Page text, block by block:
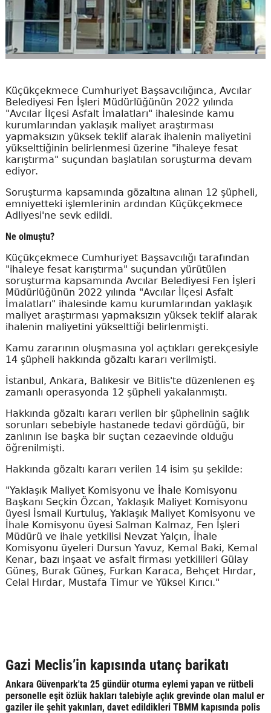
Küçükçekmece Cumhuriyet Başsavcılığınca, Avcılar
Belediyesi Fen İşleri Müdürlüğünün 2022 yılında
"Avcılar İlçesi Asfalt İmalatları" ihalesinde kamu
kurumlarından yaklaşık maliyet araştırması
yapmaksızın yüksek teklif alarak ihalenin maliyetini
yükselttiğinin belirlenmesi üzerine "ihaleye fesat
karıştırma" suçundan başlatılan soruşturma devam
ediyor.
Soruşturma kapsamında gözaltına alınan 12 şüpheli,
emniyetteki işlemlerinin ardından Küçükçekmece
Adliyesi'ne sevk edildi.
Ne olmuştu?
Küçükçekmece Cumhuriyet Başsavcılığı tarafından
"ihaleye fesat karıştırma" suçundan yürütülen
soruşturma kapsamında Avcılar Belediyesi Fen İşleri
Müdürlüğünün 2022 yılında "Avcılar İlçesi Asfalt
İmalatları" ihalesinde kamu kurumlarından yaklaşık
maliyet araştırması yapmaksızın yüksek teklif alarak
ihalenin maliyetini yükselttiği belirlenmişti.
Kamu zararının oluşmasına yol açtıkları gerekçesiyle
14 şüpheli hakkında gözaltı kararı verilmişti.
İstanbul, Ankara, Balıkesir ve Bitlis'te düzenlenen eş
zamanlı operasyonda 12 şüpheli yakalanmıştı.
Hakkında gözaltı kararı verilen bir şüphelinin sağlık
sorunları sebebiyle hastanede tedavi gördüğü, bir
zanlının ise başka bir suçtan cezaevinde olduğu
öğrenilmişti.
Hakkında gözaltı kararı verilen 14 isim şu şekilde:
"Yaklaşık Maliyet Komisyonu ve İhale Komisyonu
Başkanı Seçkin Özcan, Yaklaşık Maliyet Komisyonu
üyesi İsmail Kurtuluş, Yaklaşık Maliyet Komisyonu ve
İhale Komisyonu üyesi Salman Kalmaz, Fen İşleri
Müdürü ve ihale yetkilisi Nevzat Yalçın, İhale
Komisyonu üyeleri Dursun Yavuz, Kemal Baki, Kemal
Kenar, bazı inşaat ve asfalt firması yetkilileri Gülay
Güneş, Burak Güneş, Furkan Karaca, Behçet Hırdar,
Celal Hırdar, Mustafa Timur ve Yüksel Kırıcı."
Gazi Meclis’in kapısında utanç barikatı
Ankara Güvenpark'ta 25 gündür oturma eylemi yapan ve rütbeli
personelle eşit özlük hakları talebiyle açlık grevinde olan malul er
gaziler ile şehit yakınları, davet edildikleri TBMM kapısında polis